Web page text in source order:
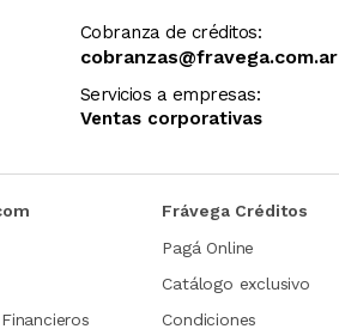
Cobranza de créditos:
cobranzas@fravega.com.ar
Servicios a empresas:
Ventas corporativas
Frávega Créditos
Pagá Online
Catálogo exclusivo
Condiciones